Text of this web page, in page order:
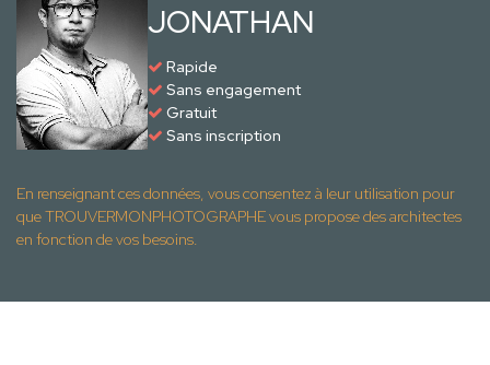
JONATHAN
Rapide
Sans engagement
Gratuit
Sans inscription
En renseignant ces données, vous consentez à leur utilisation pour
que TROUVERMONPHOTOGRAPHE vous propose des architectes
en fonction de vos besoins.